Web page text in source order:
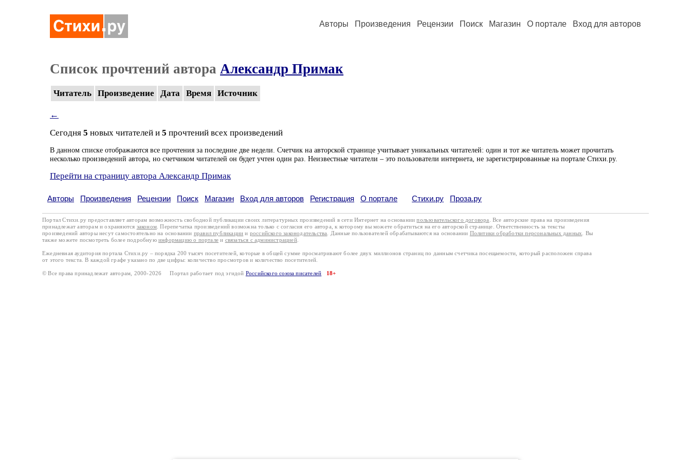
Авторы Произведения Рецензии Поиск Магазин О портале Вход для авторов
Список прочтений автора Александр Примак
Читатель Произведение Дата Время Источник
←
Сегодня 5 новых читателей и 5 прочтений всех произведений
В данном списке отображаются все прочтения за последние две недели. Счетчик на авторской странице учитывает уникальных читателей: один и тот же читатель может прочитать
несколько произведений автора, но счетчиком читателей он будет учтен один раз. Неизвестные читатели – это пользователи интернета, не зарегистрированные на портале Стихи.ру.
Перейти на страницу автора Александр Примак
Авторы Произведения Рецензии Поиск Магазин Вход для авторов Регистрация О портале Стихи.ру Проза.ру
Портал Стихи.ру предоставляет авторам возможность свободной публикации своих литературных произведений в сети Интернет на основаниипользовательского договора
. Все авторские права на произведения
принадлежат авторам и охраняются законом . Перепечатка произведений возможна только с согласия его автора, к которому вы можете обратиться на его авторской странице. Ответственность за тексты
произведений авторы несут самостоятельно на основании правил публикации и российского законодательства . Данные пользователей обрабатываются на основании Политики обработки персональных данных
. Вы
также можете посмотреть более подробную информацию о портале и связаться с администрацией.
Ежедневная аудитория портала Стихи.ру – порядка 200 тысяч посетителей, которые в общей сумме просматривают более двух миллионов страниц по данным счетчика посещаемости, который расположен справа
от этого текста. В каждой графе указано по две цифры: количество просмотров и количество посетителей.
© Все права принадлежат авторам, 2000-2026 Портал работает под эгидой Российского союза писателей 18+